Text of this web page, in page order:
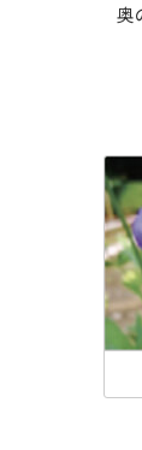
奥